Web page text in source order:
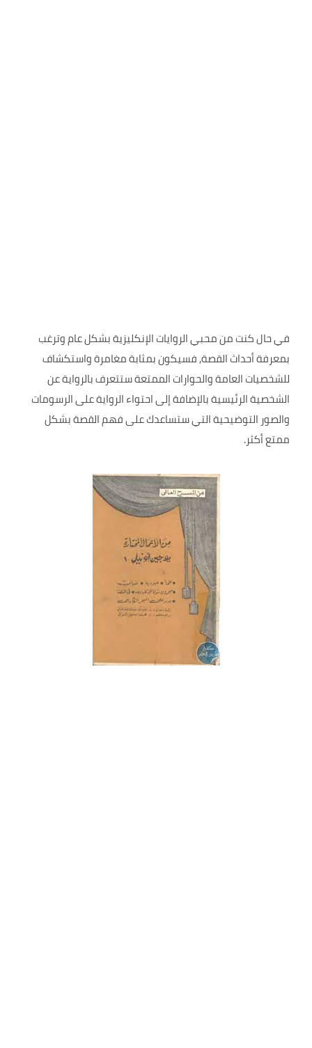
في حال كنت من محبي الروايات الإنكليزية بشكل عام وترغب
بمعرفة أحداث القصة, فسيكون بمثابة مغامرة واستكشاف
للشخصيات العامة والحوارات الممتعة ستتعرف بالرواية عن
الشخصية الرئيسية بالإضافة إلى احتواء الرواية على الرسومات
والصور التوضيحية التي ستساعدك على فهم القصة بشكل
ممتع أكثر.